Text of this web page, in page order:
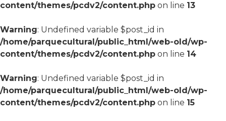
content/themes/pcdv2/content.php on line 13
Warning: Undefined variable $post_id in
/home/parquecultural/public_html/web-old/wp-
content/themes/pcdv2/content.php on line 14
Warning: Undefined variable $post_id in
/home/parquecultural/public_html/web-old/wp-
content/themes/pcdv2/content.php on line 15